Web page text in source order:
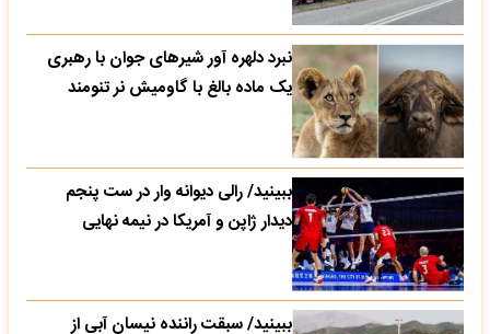
نبرد دلهره آور شیرهای جوان با رهبری
یک ماده بالغ با گاومیش نر تنومند
ببینید/ رالی دیوانه وار در ست پنجم
دیدار ژاپن و آمریکا در نیمه نهایی
ببینید/ سبقت راننده نیسان آبی از